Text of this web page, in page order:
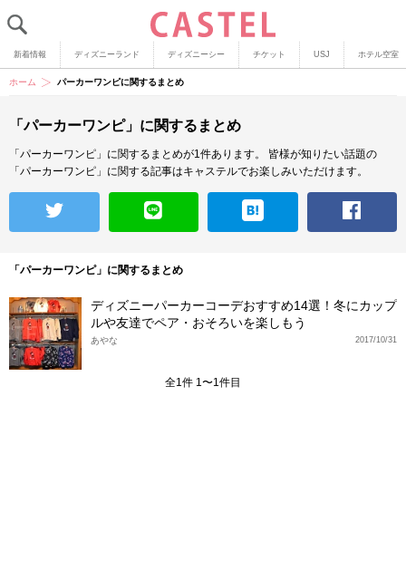
新着情報 ディズニーランド ディズニーシー チケット USJ ホテル空室
ホーム パーカーワンピに関するまとめ
「パーカーワンピ」に関するまとめ
「パーカーワンピ」に関するまとめが1件あります。
皆様が知りたい話題の
「パーカーワンピ」に関する記事はキャステルでお楽しみいただけます。
「パーカーワンピ」に関するまとめ
ディズニーパーカーコーデおすすめ14選！冬にカップ
ルや友達でペア・おそろいを楽しもう
2017/10/31
あやな
全1件 1〜1件目